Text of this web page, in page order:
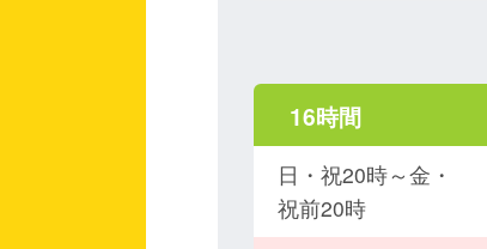
16時間
日・祝20時～金・
祝前20時